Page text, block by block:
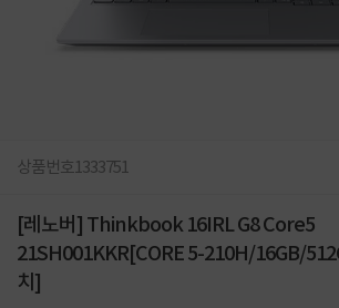
상품번호1333751
[레노버] Thinkbook 16IRL G8 Core5
21SH001KKR[CORE 5-210H/16GB/
치]